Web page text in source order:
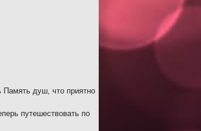
Память душ, что приятно
путешествовать по